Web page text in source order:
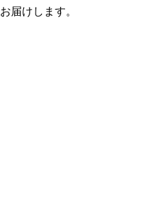
届けします。